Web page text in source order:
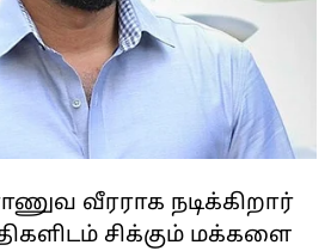
வீரராக நடிக்கிறார்
சிக்கும் மக்களை